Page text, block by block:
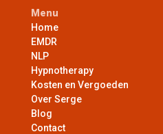
Menu
Home
EMDR
NLP
Hypnotherapy
Kosten en Vergoeden
Over Serge
Blog
Contact